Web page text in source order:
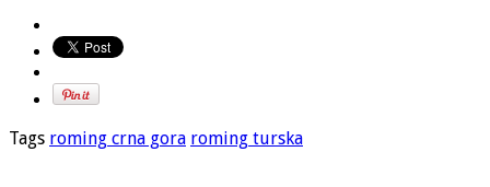
Tags roming crna gora roming turska